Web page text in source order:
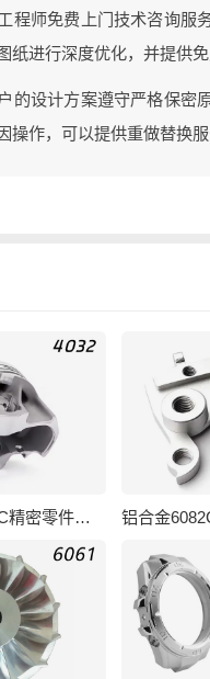
程师免费上门技术咨询服
纸进行深度优化，并提供免
的设计方案遵守严格保密
操作，可以提供重做替换服
铝合金4032CNC精密零件加工